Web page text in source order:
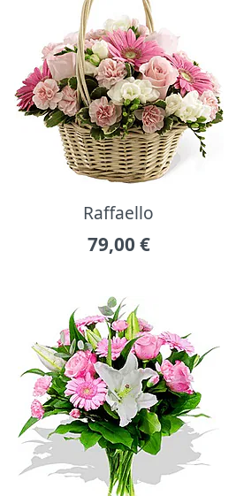
Raffaello
79,00 €